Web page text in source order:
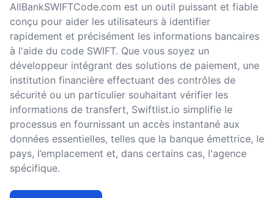
AllBankSWIFTCode.com est un outil puissant et fiable
conçu pour aider les utilisateurs à identifier
rapidement et précisément les informations bancaires
à l'aide du code SWIFT. Que vous soyez un
développeur intégrant des solutions de paiement, une
institution financière effectuant des contrôles de
sécurité ou un particulier souhaitant vérifier les
informations de transfert, Swiftlist.io simplifie le
processus en fournissant un accès instantané aux
données essentielles, telles que la banque émettrice, le
pays, l’emplacement et, dans certains cas, l'agence
spécifique.